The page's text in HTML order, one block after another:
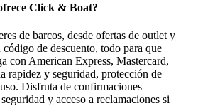
Click & Boat?
de barcos, desde ofertas de outlet y
código de descuento, todo para que
con American Express, Mastercard,
rapidez y seguridad, protección de
Disfruta de confirmaciones
y acceso a reclamaciones si